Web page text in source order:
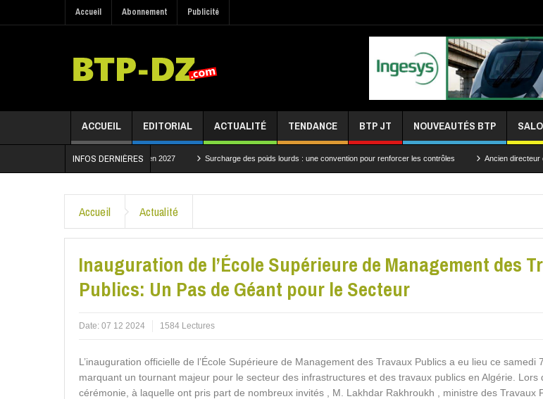
Accueil Abonnement Publicité
ACCUEIL EDITORIAL ACTUALITÉ TENDANCE BTP JT NOUVEAUTÉS BTP
INFOS DERNIÈRES
un projet structurant attendu en 2027 Surcharge des poids lourds : une convention pour renforcer les contrôles Ancien directeur central du
Accueil Actualité
Inauguration de l’École Supérieure de Management des
Publics: Un Pas de Géant pour le Secteur
Date: 07 12 2024 1584 Lectures
L’inauguration officielle de l’École Supérieure de Management des Travaux Publics a eu lieu ce samedi
marquant un tournant majeur pour le secteur des infrastructures et des travaux publics en Algérie. Lors
cérémonie, à laquelle ont pris part de nombreux invités , M. Lakhdar Rakhroukh , ministre des Travaux